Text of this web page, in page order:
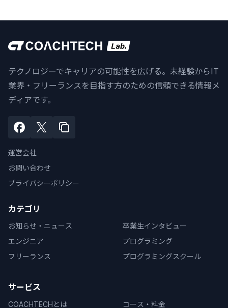
テクノロジーでキャリアの可能性を広げる。未経験からIT
業界・フリーランスを目指す方のための信頼できる情報メ
ディアです。
運営会社
お問い合わせ
プライバシーポリシー
カテゴリ
お知らせ・ニュース
エンジニア
フリーランス
卒業生インタビュー
プログラミング
プログラミングスクール
サービス
COACHTECHとは コース・料金